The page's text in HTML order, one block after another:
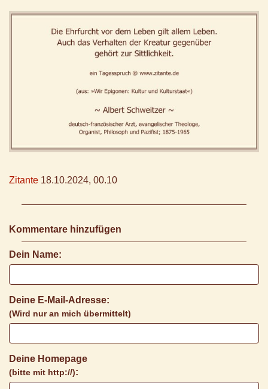
Zitante 18.10.2024, 00.10
Kommentare hinzufügen
Dein Name:
Deine E-Mail-Adresse:
(Wird nur an mich übermittelt)
Deine Homepage
(bitte mit http://):